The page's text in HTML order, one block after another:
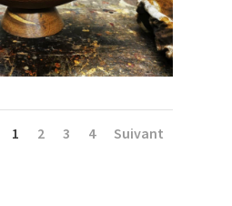
1 2 3 4 Suivant